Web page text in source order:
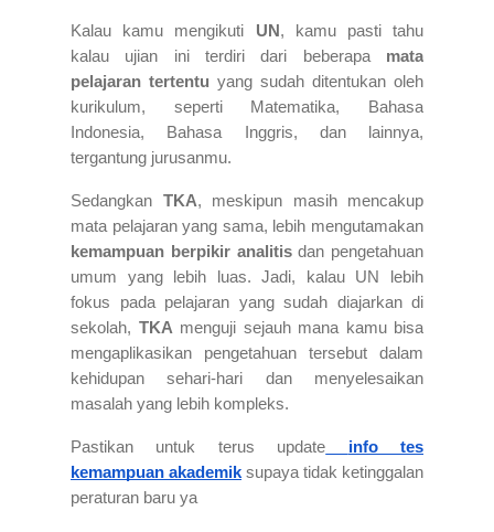
Kalau kamu mengikuti UN , kamu pasti tahu
kalau ujian ini terdiri dari beberapa mata
pelajaran tertentu yang sudah ditentukan oleh
kurikulum, seperti Matematika, Bahasa
Indonesia, Bahasa Inggris, dan lainnya,
tergantung jurusanmu.
Sedangkan TKA, meskipun masih mencakup
mata pelajaran yang sama, lebih mengutamakan
kemampuan berpikir analitisdan pengetahuan
umum yang lebih luas. Jadi, kalau UN lebih
fokus pada pelajaran yang sudah diajarkan di
sekolah, TKA menguji sejauh mana kamu bisa
mengaplikasikan pengetahuan tersebut dalam
kehidupan sehari-hari dan menyelesaikan
masalah yang lebih kompleks.
Pastikan untuk terus update
info tes
kemampuan akademik supaya tidak ketinggalan
peraturan baru ya